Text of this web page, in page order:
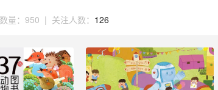
量： 950 | 关注人数： 126